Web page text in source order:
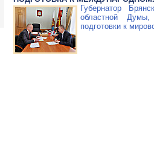
Губернатор
областной
подготовки к